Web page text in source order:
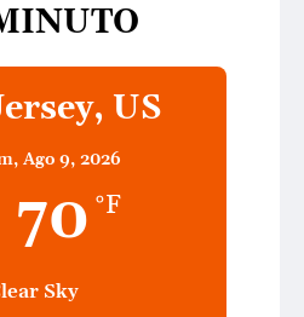
US
Ago 9, 2026
70 °F
Sky